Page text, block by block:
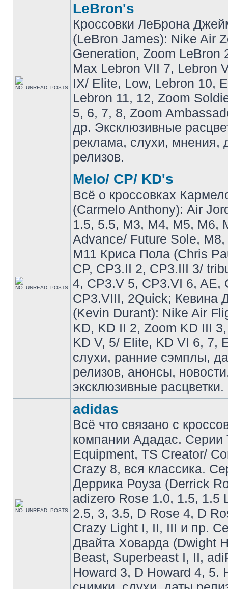
LeBron's
Кроссовки ЛеБрона
(LeBron James): Nike Air
Generation, Zoom LeBron
Max Lebron VII 7, Lebron
IX/ Elite, Low, Lebron 10,
Lebron 11, 12, Zoom
5, 6, 7, 8, Zoom
др. Эксклюзивные
реклама, слухи, мнения,
релизов.
Melo/ CP/ KD's
Всё о кроссовках
(Carmelo Anthony): Air
1.5, 5.5, M3, M4, M5, M6,
Advance/ Future Sole,
M11 Криса Пола (Chris
CP, CP3.II 2, CP3.III 3/
4, CP3.V 5, CP3.VI 6, AE,
CP3.VIII, 2Quick; Кевина
(Kevin Durant): Nike Air
KD, KD II 2, Zoom KD III
KD V, 5/ Elite, KD VI 6, 7,
слухи, ранние сэмплы,
релизов, анонсы,
эксклюзивные расцветки.
adidas
Всё что связано с
компании Ададас. Серии
Equipment, TS Creator/
Crazy 8, вся классика.
Деррика Роуза (Derrick
adizero Rose 1.0, 1.5, 1.5
2.5, 3, 3.5, D Rose 4, D
Crazy Light I, II, III и пр.
Двайта Ховарда (Dwight
Beast, Superbeast I, II,
Howard 3, D Howard 4, 5.